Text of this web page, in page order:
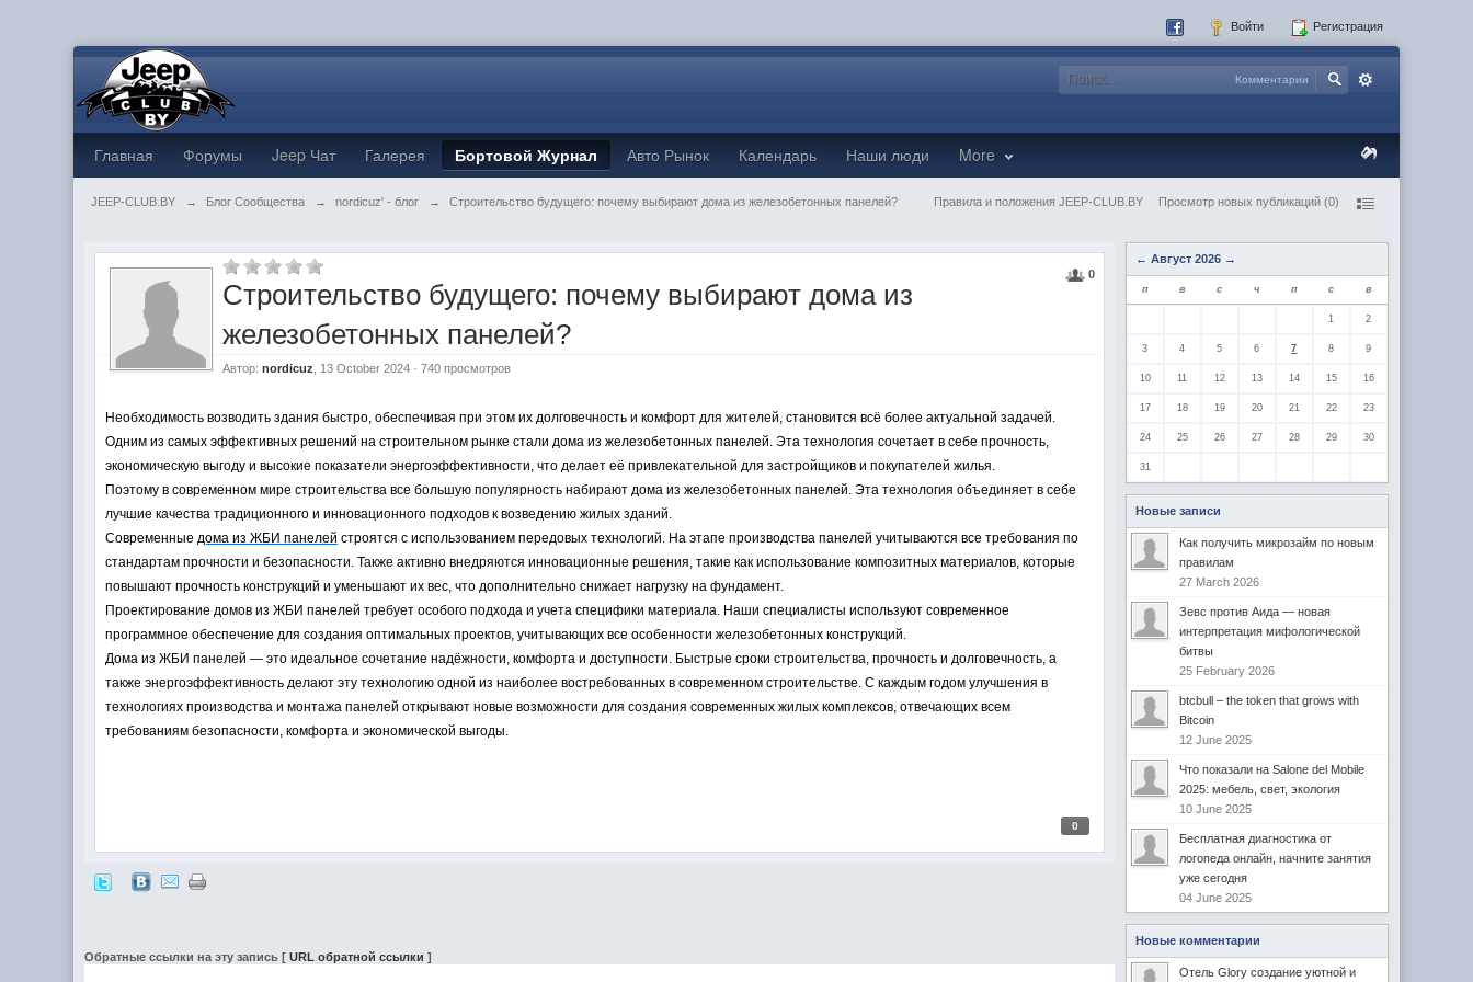
Войти Регистрация
Комментарии
Главная Форумы Jeep Чат Галерея Бортовой Журнал Авто Рынок Календарь Наши люди More
JEEP-CLUB.BY → Блог Сообщества → nordicuz' - блог → Строительство будущего: почему выбирают дома из железобетонных панелей? Правила и положения JEEP-CLUB.BY Просмотр новых публикаций (0)
0
Строительство будущего: почему выбирают дома из
железобетонных панелей?
Автор:nordicuz , 13 October 2024 · 740 просмотров
Необходимость возводить здания быстро, обеспечивая при этом их долговечность и комфорт для жителей, становится всё более актуальной задачей.
Одним из самых эффективных решений на строительном рынке стали дома из железобетонных панелей. Эта технология сочетает в себе прочность,
экономическую выгоду и высокие показатели энергоэффективности, что делает её привлекательной для застройщиков и покупателей жилья.
Поэтому в современном мире строительства все большую популярность набирают дома из железобетонных панелей. Эта технология объединяет в себе
лучшие качества традиционного и инновационного подходов к возведению жилых зданий.
Современныедома из ЖБИ панелей строятся с использованием передовых технологий. На этапе производства панелей учитываются все требования по
стандартам прочности и безопасности. Также активно внедряются инновационные решения, такие как использование композитных материалов, которые
повышают прочность конструкций и уменьшают их вес, что дополнительно снижает нагрузку на фундамент.
Проектирование домов из ЖБИ панелей требует особого подхода и учета специфики материала. Наши специалисты используют современное
программное обеспечение для создания оптимальных проектов, учитывающих все особенности железобетонных конструкций.
Дома из ЖБИ панелей — это идеальное сочетание надёжности, комфорта и доступности. Быстрые сроки строительства, прочность и долговечность, а
также энергоэффективность делают эту технологию одной из наиболее востребованных в современном строительстве. С каждым годом улучшения в
технологиях производства и монтажа панелей открывают новые возможности для создания современных жилых комплексов, отвечающих всем
требованиям безопасности, комфорта и экономической выгоды.
0
Обратные ссылки на эту запись[URL обратной ссылки ]
← Август 2026 →
п в с ч п с в
1 2
3 4 5 6 7 8 9
10 11 12 13 14 15 16
17 18 19 20 21 22 23
24 25 26 27 28 29 30
31
Новые записи
Как получить микрозайм по новым
правилам
27 March 2026
Зевс против Аида — новая
интерпретация мифологической
битвы
25 February 2026
btcbull – the token that grows with
Bitcoin
12 June 2025
Что показали на Salone del Mobile
2025: мебель, свет, экология
10 June 2025
Бесплатная диагностика от
логопеда онлайн, начните занятия
уже сегодня
04 June 2025
Новые комментарии
Отель Glory создание уютной и